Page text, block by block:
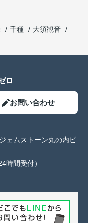
千種
大須観音
ロ
お問い合わせ
ェムストーン丸の内ビ
時間受付）